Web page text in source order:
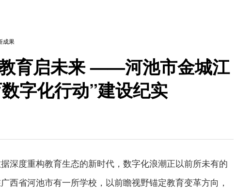
成果
育启未来 ——河池市金城江
字化行动”建设纪实
深度重构教育生态的新时代，数字化浪潮正以前所未有的
西省河池市有一所学校，以前瞻视野锚定教育变革方向，